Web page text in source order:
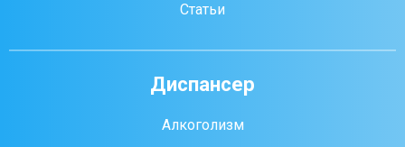
Статьи
Диспансер
Алкоголизм